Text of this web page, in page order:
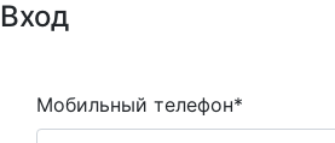
Вход
Мобильный телефон*